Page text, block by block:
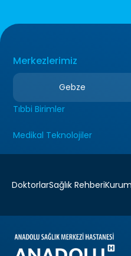
Merkezlerimiz
Gebze
Tıbbi Birimler
Medikal Teknolojiler
DoktorlarSağlık Rehberi